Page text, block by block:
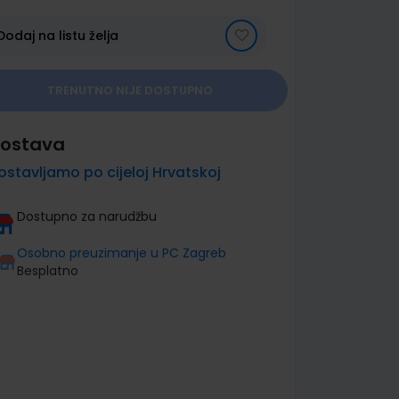
na listu želja
po cijeloj Hrvatskoj
Dostupno za narudžbu
Osobno preuzimanje u PC Zagreb
Besplatno